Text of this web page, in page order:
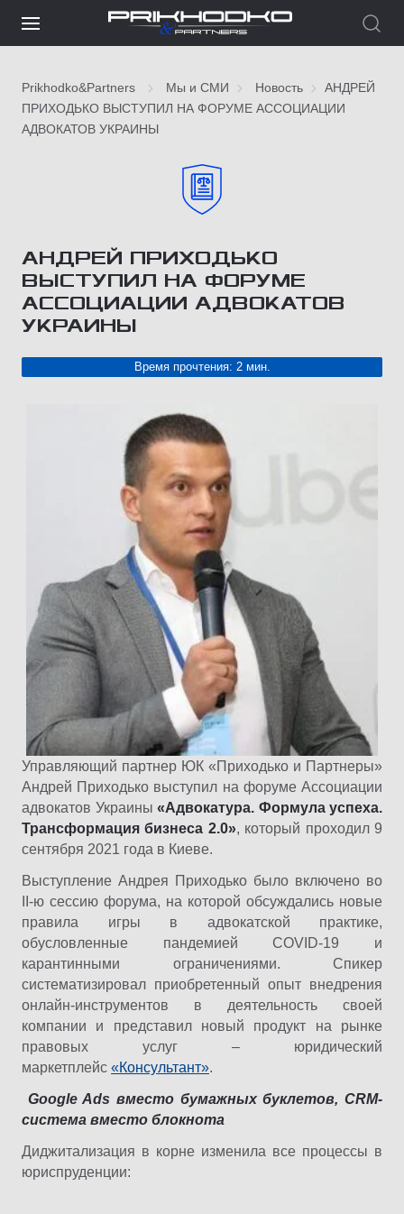
Prikhodko&Partners Мы и СМИ Новость
АНДРЕЙ
ПРИХОДЬКО ВЫСТУПИЛ НА ФОРУМЕ АССОЦИАЦИИ
АДВОКАТОВ УКРАИНЫ
АНДРЕЙ ПРИХОДЬКО
ВЫСТУПИЛ НА ФОРУМЕ
АССОЦИАЦИИ АДВОКАТОВ
УКРАИНЫ
Время прочтения: 2 мин.
Управляющий партнер ЮК «Приходько и Партнеры»
Андрей Приходько выступил на форуме Ассоциации
адвокатов Украины «Адвокатура. Формула успеха.
Трансформация бизнеса 2.0», который проходил 9
сентября 2021 года в Киеве.
Выступление Андрея Приходько было включено во
II-ю сессию форума, на которой обсуждались новые
правила игры в адвокатской практике,
обусловленные пандемией COVID-19 и
карантинными ограничениями. Спикер
систематизировал приобретенный опыт внедрения
онлайн-инструментов в деятельность своей
компании и представил новый продукт на рынке
правовых услуг – юридический
маркетплейс «Консультант».
Google Ads вместо бумажных буклетов, CRM-
система вместо блокнота
Диджитализация в корне изменила все процессы в
юриспруденции: